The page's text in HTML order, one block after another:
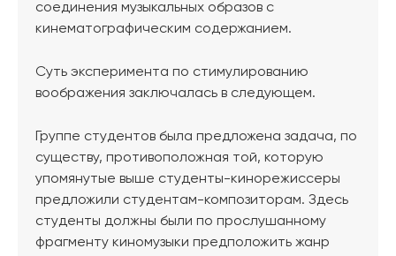
соединения музыкальных образов с
кинематографическим содержанием.
Суть эксперимента по стимулированию
воображения заключалась в следующем.
Группе студентов была предложена задача, по
существу, противоположная той, которую
упомянутые выше студенты-кинорежиссеры
предложили студентам-композиторам. Здесь
студенты должны были по прослушанному
фрагменту киномузыки предположить жанр